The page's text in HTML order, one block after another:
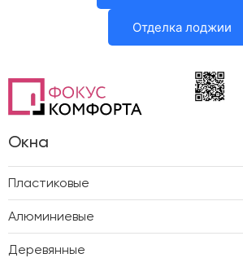
Отделка лоджии
Окна
Пластиковые
Алюминиевые
Деревянные